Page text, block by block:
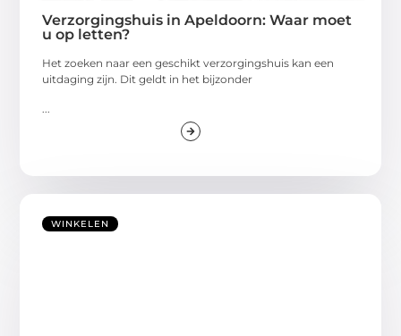
Verzorgingshuis in Apeldoorn: Waar moet
u op letten?
Het zoeken naar een geschikt verzorgingshuis kan een
uitdaging zijn. Dit geldt in het bijzonder
WINKELEN